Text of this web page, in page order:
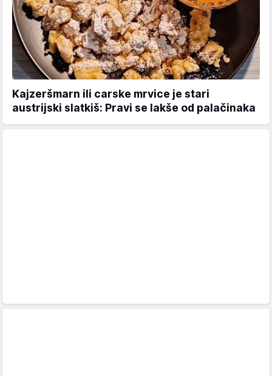
Kajzeršmarn ili carske mrvice je stari
austrijski slatkiš: Pravi se lakše od palačinaka